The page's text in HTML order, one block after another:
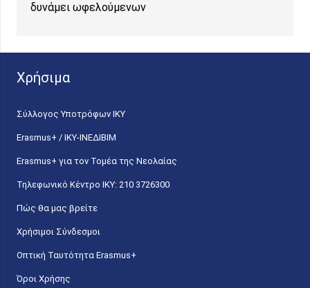
δυνάμει ωφελούμενων
Χρήσιμα
Σύλλογος Υποτρόφων ΙΚΥ
Erasmus+ / ΙΚΥ-ΙΝΕΔΙΒΙΜ
Erasmus+ για τον Τομέα της Νεολαίας
Τηλεφωνικό Κέντρο IKY: 210 3726300
Πώς θα μας βρείτε
Χρήσιμοι Σύνδεσμοι
Οπτική Ταυτότητα Erasmus+
Όροι Χρήσης